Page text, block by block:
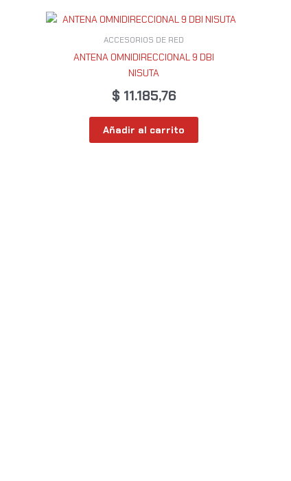
ACCESORIOS DE RED
ANTENA OMNIDIRECCIONAL 9 DBI
NISUTA
$ 11.185,76
Añadir al carrito